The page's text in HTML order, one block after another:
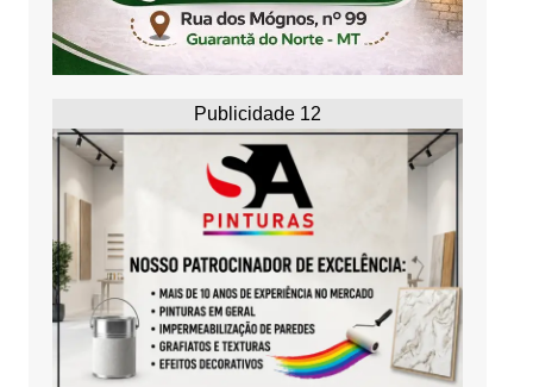
Publicidade 12